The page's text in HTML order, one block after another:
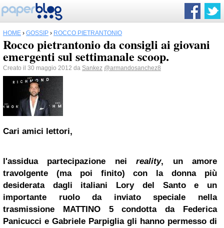
HOME › GOSSIP › ROCCO PIETRANTONIO
Rocco pietrantonio da consigli ai giovani
emergenti sul settimanale scoop.
Creato il 30 maggio 2012 da Sankez @armandosanchez8
Cari amici lettori,
l'assidua partecipazione neireality, un amore
travolgente (ma poi finito) con la donna più
desiderata dagli italiani Lory del Santoe un
importante ruolo da inviato speciale nella
trasmissione MATTINO 5 condotta da Federica
Panicucci e Gabriele Parpiglia gli hanno permesso di